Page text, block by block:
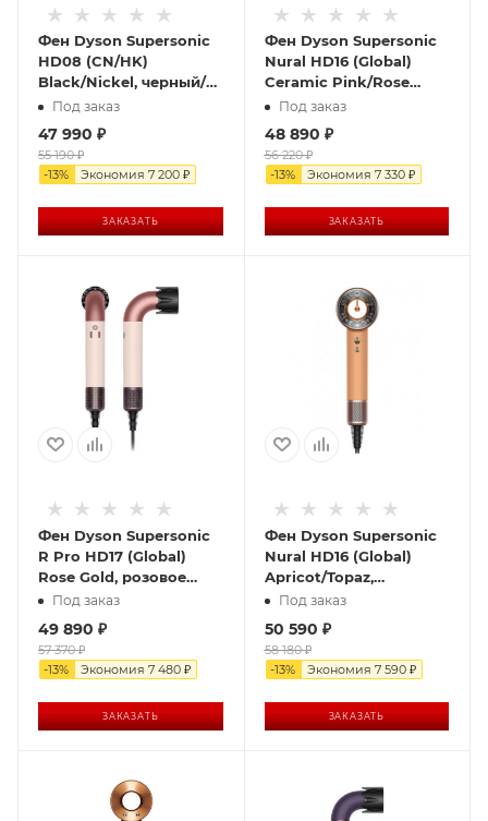
Фен Dyson Supersonic
HD08 (CN/HK)
Black/Nickel, черный/
никель
Под заказ
47 990 ₽
55 190₽
-13% Экономия 7 200 ₽
ЗАКАЗАТЬ
Фен Dyson Supersonic
Nural HD16 (Global)
Ceramic Pink/Rose
Gold, розовый/розовое
Под заказ
48 890 ₽
56 220₽
-13% Экономия 7 330₽
ЗАКАЗАТЬ
Фен Dyson Supersonic
R Pro HD17 (Global)
Rose Gold, розовое
золото
Под заказ
49 890 ₽
57 370₽
-13% Экономия 7 480 ₽
ЗАКАЗАТЬ
Фен Dyson Supersonic
Nural HD16 (Global)
Apricot/Topaz,
оранжевый
Под заказ
50 590 ₽
58 180₽
-13% Экономия 7 590₽
ЗАКАЗАТЬ